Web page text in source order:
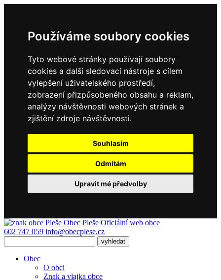
Používáme soubory cookies
Tyto webové stránky používají soubory
cookies a další sledovací nástroje s cílem
vylepšení uživatelského prostředí,
zobrazení přizpůsobeného obsahu a reklam,
analýzy návštěvnosti webových stránek a
zjištění zdroje návštěvnosti.
Souhlasím
Odmítám
Upravit mé předvolby
Obec Pleše Oficiální web obce
602 747 059 info@obecplese.cz
Obec
O obci
Znak a vlajka obce